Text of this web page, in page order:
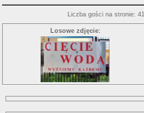
Liczba gości na stronie: 41
Losowe zdjęcie: